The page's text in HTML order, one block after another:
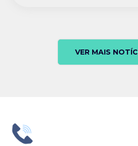
VER MAIS